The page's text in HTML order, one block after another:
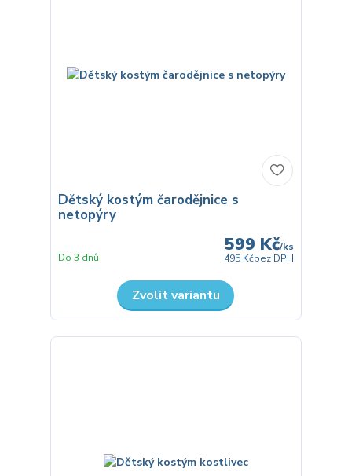
Dětský kostým čarodějnice s
netopýry
599 Kč/ks
495 Kčbez DPH
Do 3 dnů
Zvolit variantu